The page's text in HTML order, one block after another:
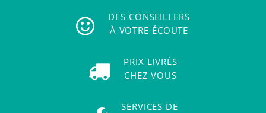
DES CONSEILLERS
À VOTRE ÉCOUTE
PRIX LIVRÉS
CHEZ VOUS
SERVICES DE